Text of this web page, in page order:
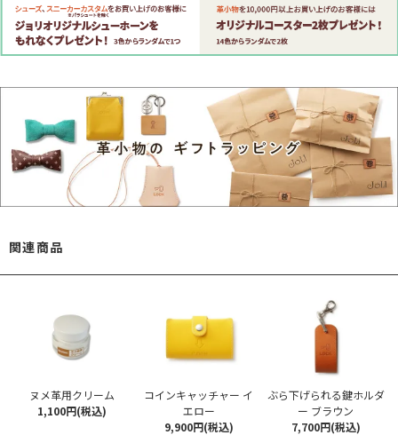
関連商品
ヌメ革用クリーム
1,100円(税込)
コインキャッチャー イ
エロー
9,900円(税込)
ぶら下げられる鍵ホルダ
ー ブラウン
7,700円(税込)